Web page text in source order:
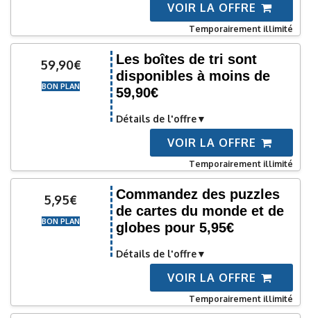
VOIR LA OFFRE
Temporairement illimité
59,90€
BON PLAN
Les boîtes de tri sont
disponibles à moins de
59,90€
Détails de l'offre
VOIR LA OFFRE
Temporairement illimité
5,95€
BON PLAN
Commandez des puzzles
de cartes du monde et de
globes pour 5,95€
Détails de l'offre
VOIR LA OFFRE
Temporairement illimité